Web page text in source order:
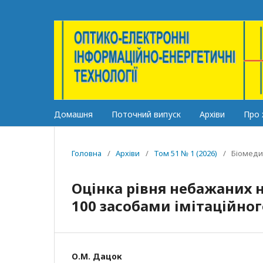
Домашня Поточний випуск Архіви Про
Головна / Архіви / Том 51 № 1 (2026) /
Оцінка рівня небажаних
100 засобами
О.М. Дацок